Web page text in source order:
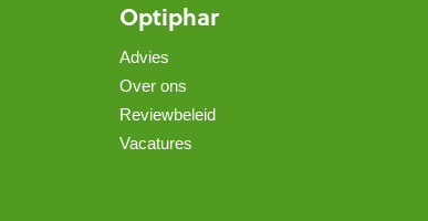
Optiphar
Advies
Over ons
Reviewbeleid
Vacatures